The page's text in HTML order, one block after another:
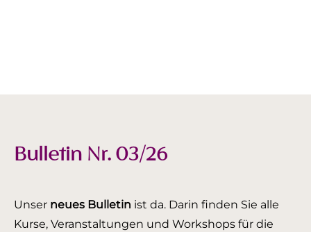
Bulletin Nr. 03/26
Unser neues Bulletin ist da. Darin finden Sie alle
Kurse, Veranstaltungen und Workshops für die